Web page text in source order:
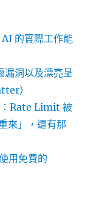
的實際工作能
洞以及漂亮呈
）
Rate Limit 被
來」，還有那
用免費的